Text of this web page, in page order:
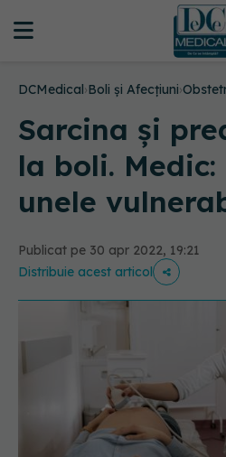
DCMedical›Boli și Afecțiuni›
Sarcina și
la boli. Medic:
unele
Publicat pe 30 apr 2022, 19:21
Distribuie acest articol